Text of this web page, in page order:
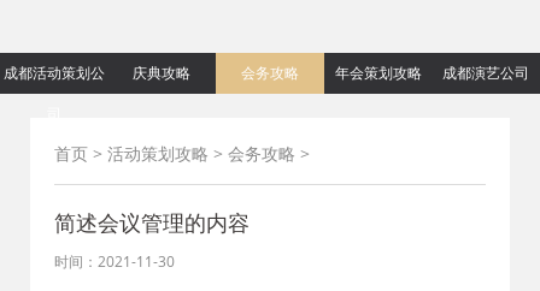
成都活动策划公
庆典攻略 会务攻略 年会策划攻略 成都演艺公司
首页 > 活动策划攻略 > 会务攻略 >
简述会议管理的内容
时间：2021-11-30